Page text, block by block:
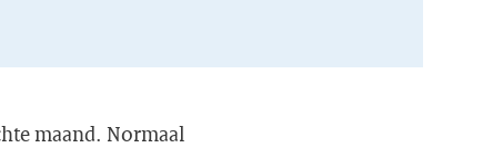
maand. Normaal